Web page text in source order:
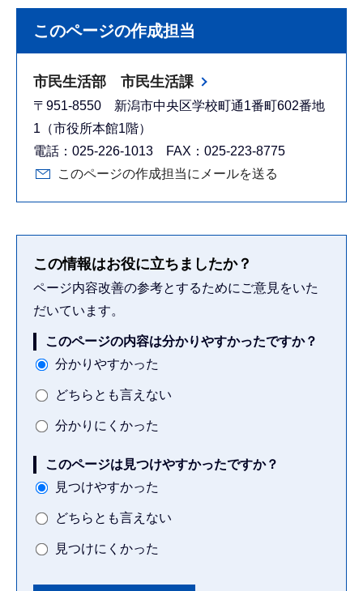
このページの作成担当
市民生活部 市民生活課
〒951-8550 新潟市中央区学校町通1番町602番地
1（市役所本館1階）
電話：025-226-1013 FAX：025-223-8775
このページの作成担当にメールを送る
この情報はお役に立ちましたか？
ページ内容改善の参考とするためにご意見をいた
だいています。
このページの内容は分かりやすかったですか？
分かりやすかった
どちらとも言えない
分かりにくかった
このページは見つけやすかったですか？
見つけやすかった
どちらとも言えない
見つけにくかった